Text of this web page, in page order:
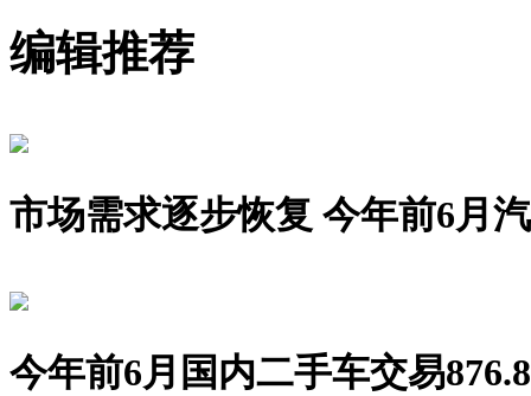
编辑推荐
市场需求逐步恢复 今年前6月
今年前6月国内二手车交易